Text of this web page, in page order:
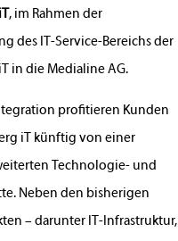
, im Rahmen der
des IT-Service-Bereichs der
in die Medialine AG.
profitieren Kunden
iT künftig von einer
Technologie- und
Neben den bisherigen
– darunter IT-Infrastruktur,